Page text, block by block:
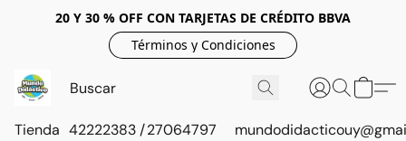
20 Y 30 % OFF CON TARJETAS DE CRÉDITO BBVA
Términos y Condiciones
Tienda 42222383 / 27064797